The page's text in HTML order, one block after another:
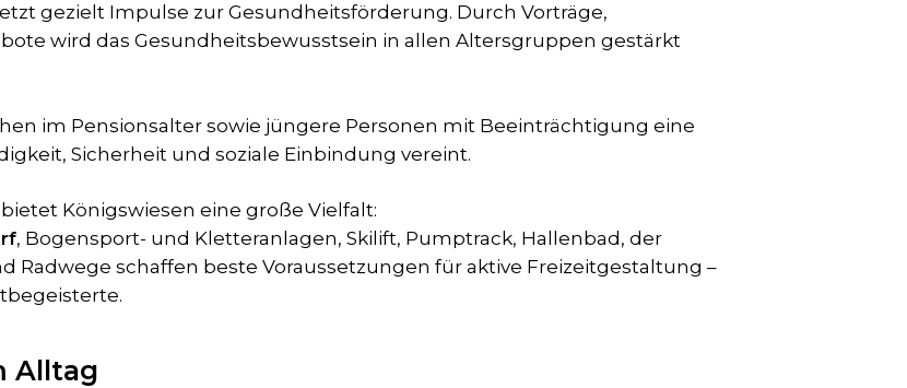
gezielt Impulse zur Gesundheitsförderung. Durch Vorträge,
wird das Gesundheitsbewusstsein in allen Altersgruppen gestärkt
im Pensionsalter sowie jüngere Personen mit Beeinträchtigung eine
Sicherheit und soziale Einbindung vereint.
bietet Königswiesen eine große Vielfalt:
, Bogensport- und Kletteranlagen, Skilift, Pumptrack, Hallenbad, der
Radwege schaffen beste Voraussetzungen für aktive Freizeitgestaltung –
Alltag